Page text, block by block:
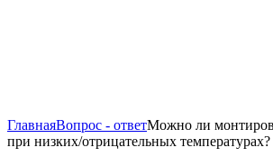
ГлавнаяВопрос - ответМожно ли
при низких/отрицательных температурах?